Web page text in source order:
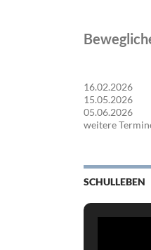
16.02.2026
15.05.2026
05.06.2026
weitere
SCHULLEBEN